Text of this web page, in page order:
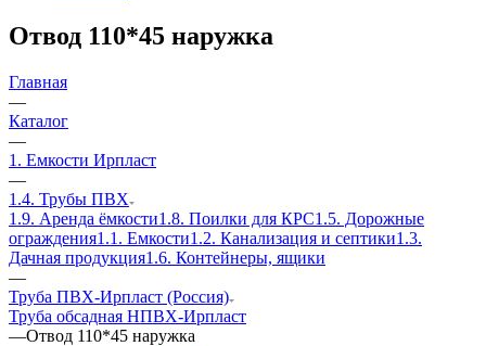
Отвод 110*45 наружка
Главная
—
Каталог
—
1. Емкости Ирпласт
—
1.4. Трубы ПВХ
1.9. Аренда ёмкости1.8. Поилки для КРС1.5. Дорожные
ограждения1.1. Емкости1.2. Канализация и септики1.3.
Дачная продукция1.6. Контейнеры, ящики
—
Труба ПВХ-Ирпласт (Россия)
Труба обсадная НПВХ-Ирпласт
—Отвод 110*45 наружка